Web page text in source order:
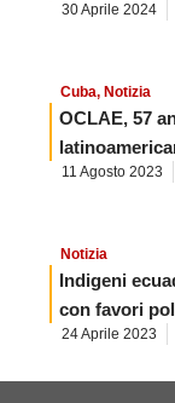
30 Aprile 2024
Cuba, Notizia
OCLAE, 57
11 Agosto 2023
Notizia
Indigeni
con favori
24 Aprile 2023